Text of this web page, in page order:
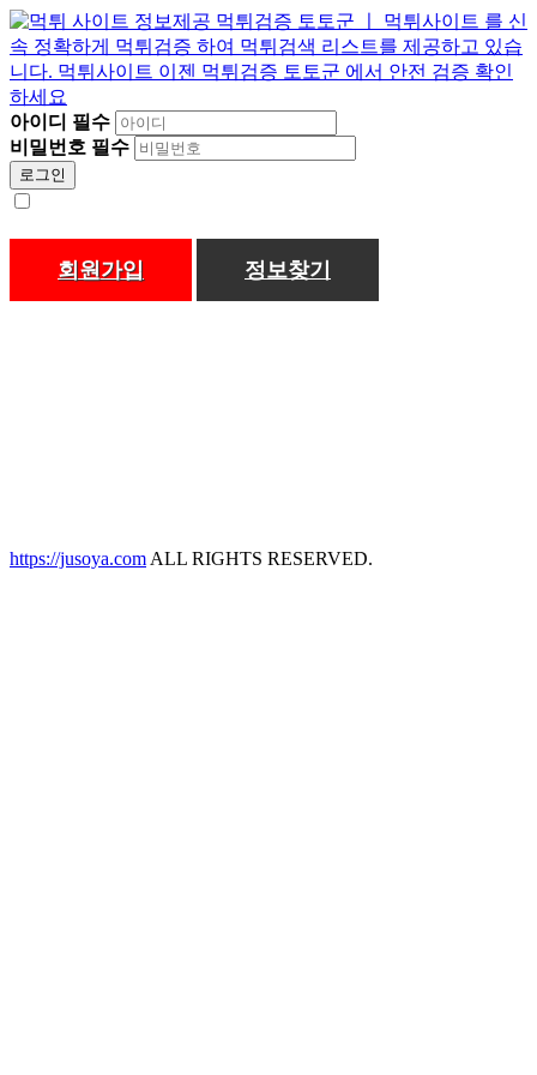
아이디 필수
비밀번호 필수
로그인
회원가입 정보찾기
https://jusoya.comALL RIGHTS RESERVED.